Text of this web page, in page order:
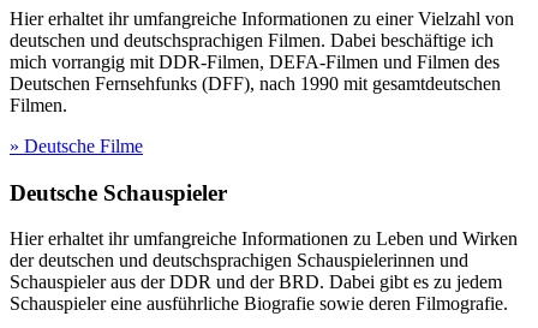
Hier erhaltet ihr umfangreiche Informationen zu einer Vielzahl von
deutschen und deutschsprachigen Filmen. Dabei beschäftige ich
mich vorrangig mit DDR-Filmen, DEFA-Filmen und Filmen des
Deutschen Fernsehfunks (DFF), nach 1990 mit gesamtdeutschen
Filmen.
» Deutsche Filme
Deutsche Schauspieler
Hier erhaltet ihr umfangreiche Informationen zu Leben und Wirken
der deutschen und deutschsprachigen Schauspielerinnen und
Schauspieler aus der DDR und der BRD. Dabei gibt es zu jedem
Schauspieler eine ausführliche Biografie sowie deren Filmografie.